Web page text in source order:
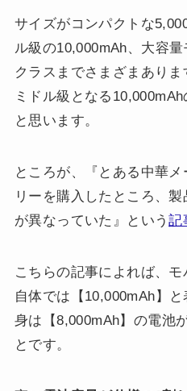
サイズがコンパクトな
ル級の10,000mAh、大容
クラスまでさまざまあり
ミドル級となる
と思います。
ところが、『とある中華
リーを購入したところ、
が異なっていた』という記
こちらの記事によれば、
自体では【10,000mAh】
身は【8,000mAh】の電池
とです。